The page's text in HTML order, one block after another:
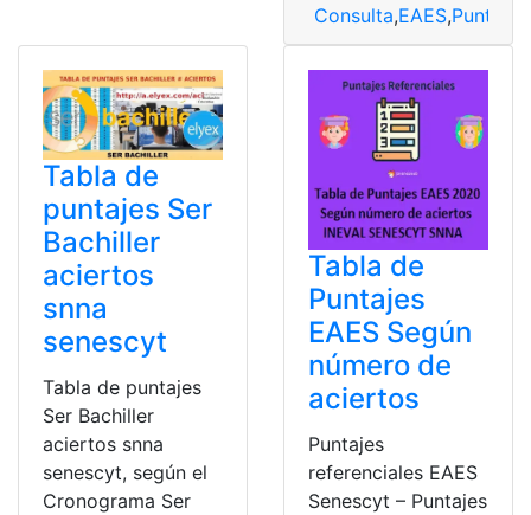
Consulta,EAES,Puntajes
Tabla de
puntajes Ser
Bachiller
aciertos
snna
senescyt
Tabla de puntajes
Ser Bachiller
aciertos snna
senescyt, según el
Cronograma Ser
Tabla de
Puntajes
EAES Según
número de
aciertos
Puntajes
referenciales EAES
Senescyt – Puntajes